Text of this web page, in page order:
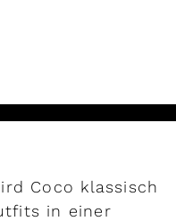
Coco klassisch
in einer